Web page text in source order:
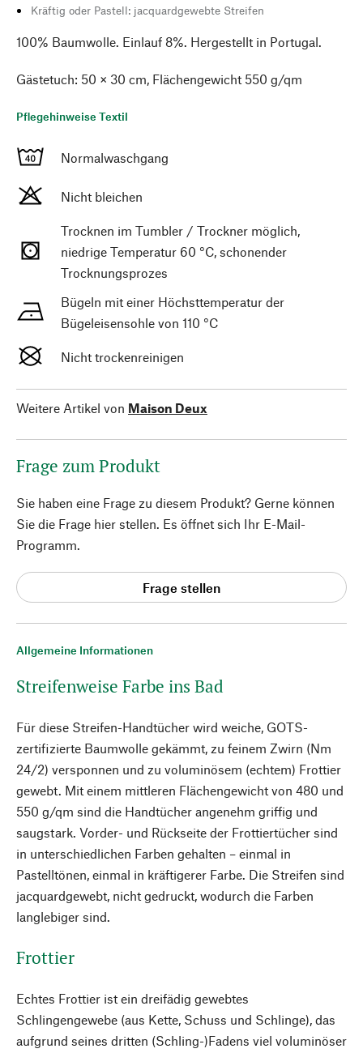
Allgemeine Informationen
Streifenweise Farbe ins Bad
Für diese Streifen-Handtücher wird weiche, GOTS-
zertifizierte Baumwolle gekämmt, zu feinem Zwirn (Nm
24/2) versponnen und zu voluminösem (echtem) Frottier
gewebt. Mit einem mittleren Flächengewicht von 480 und
550 g/qm sind die Handtücher angenehm griffig und
saugstark. Vorder- und Rückseite der Frottiertücher sind
in unterschiedlichen Farben gehalten – einmal in
Pastelltönen, einmal in kräftigerer Farbe. Die Streifen sind
jacquardgewebt, nicht gedruckt, wodurch die Farben
langlebiger sind.
Frottier
Echtes Frottier ist ein dreifädig gewebtes
Schlingengewebe (aus Kette, Schuss und Schlinge), das
aufgrund seines dritten (Schling-)Fadens viel voluminöser
Kräftig oder Pastell: jacquardgewebte Streifen
100% Baumwolle. Einlauf 8%. Hergestellt in Portugal.
Gästetuch: 50 × 30 cm, Flächengewicht 550 g/qm
Pflegehinweise Textil
Normalwaschgang
Nicht bleichen
Trocknen im Tumbler / Trockner möglich,
niedrige Temperatur 60 °C, schonender
Trocknungsprozes
Bügeln mit einer Höchsttemperatur der
Bügeleisensohle von 110 °C
Nicht trockenreinigen
Weitere Artikel von Maison Deux
Frage zum Produkt
Sie haben eine Frage zu diesem Produkt? Gerne können
Sie die Frage hier stellen. Es öffnet sich Ihr E-Mail-
Programm.
Frage stellen